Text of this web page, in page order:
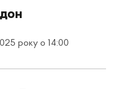
року о 14:00